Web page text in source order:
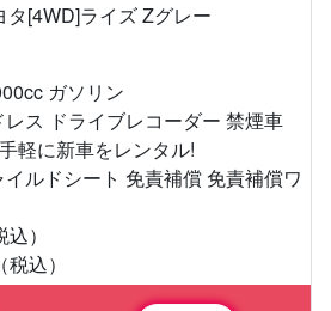
タ[4WD]ライズ Zグレー
ガソリン
ス ドライブレコーダー 禁煙車
軽に新車をレンタル!
ルドシート 免責補償 免責補償ワ
）
込）